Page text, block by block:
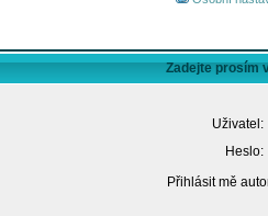
Zadejte prosím
Uživatel:
Heslo:
Přihlásit mě